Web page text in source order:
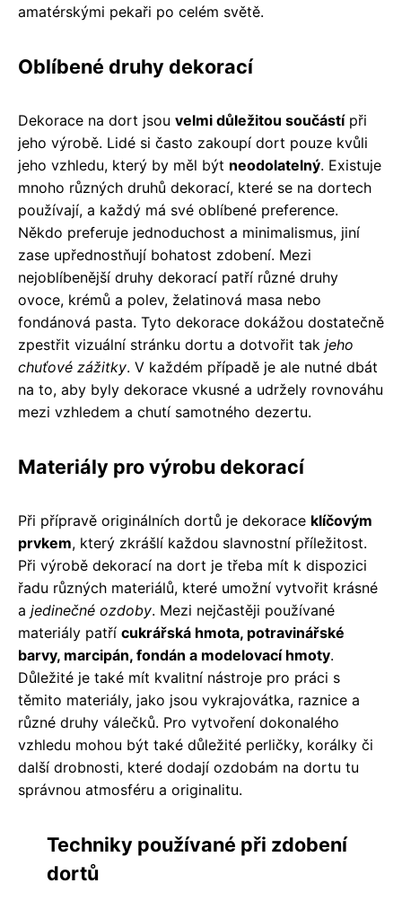
amatérskými pekaři po celém světě.
Oblíbené druhy dekorací
Dekorace na dort jsou velmi důležitou součástípři
jeho výrobě. Lidé si často zakoupí dort pouze kvůli
jeho vzhledu, který by měl být neodolatelný. Existuje
mnoho různých druhů dekorací, které se na dortech
používají, a každý má své oblíbené preference.
Někdo preferuje jednoduchost a minimalismus, jiní
zase upřednostňují bohatost zdobení. Mezi
nejoblíbenější druhy dekorací patří různé druhy
ovoce, krémů a polev, želatinová masa nebo
fondánová pasta. Tyto dekorace dokážou dostatečně
zpestřit vizuální stránku dortu a dotvořit tak jeho
chuťové zážitky. V každém případě je ale nutné dbát
na to, aby byly dekorace vkusné a udržely rovnováhu
mezi vzhledem a chutí samotného dezertu.
Materiály pro výrobu dekorací
Při přípravě originálních dortů je dekorace klíčovým
prvkem, který zkrášlí každou slavnostní příležitost.
Při výrobě dekorací na dort je třeba mít k dispozici
řadu různých materiálů, které umožní vytvořit krásné
a jedinečné ozdoby. Mezi nejčastěji používané
materiály patří cukrářská hmota, potravinářské
barvy, marcipán, fondán a modelovací hmoty.
Důležité je také mít kvalitní nástroje pro práci s
těmito materiály, jako jsou vykrajovátka, raznice a
různé druhy válečků. Pro vytvoření dokonalého
vzhledu mohou být také důležité perličky, korálky či
další drobnosti, které dodají ozdobám na dortu tu
správnou atmosféru a originalitu.
Techniky používané při zdobení
dortů